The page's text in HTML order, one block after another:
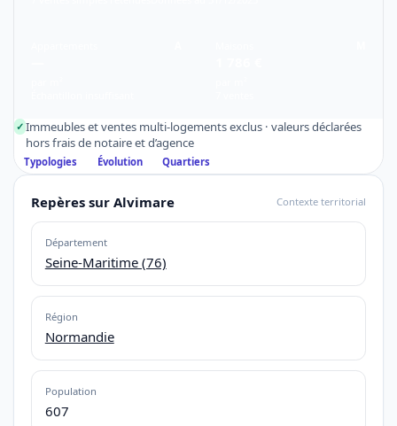
✓ Immeubles et ventes multi-logements exclus · valeurs déclarées
hors frais de notaire et d’agence
Typologies Évolution Quartiers
Repères sur Alvimare Contexte territorial
Département
Seine-Maritime (76)
Région
Normandie
Population
607